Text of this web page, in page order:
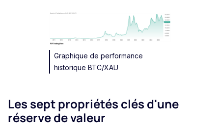
Graphique de performance
historique BTC/XAU
Les sept propriétés clés d'une
réserve de valeur